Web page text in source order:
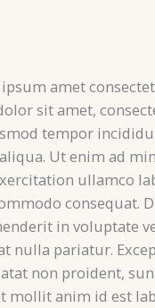
amet
sit amet,
tempor
Ut enim ad
ullamco
consequat.
in voluptate
nulla pariatur.
non proident,
mollit anim id est